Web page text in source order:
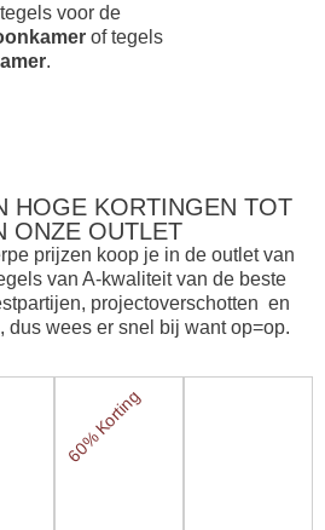
voor de
of tegels
.
HOGE KORTINGEN TOT
ONZE OUTLET
prijzen koop je in de outlet van
van A-kwaliteit van de beste
projectoverschotten en
dus wees er snel bij want op=op.
60% Korting